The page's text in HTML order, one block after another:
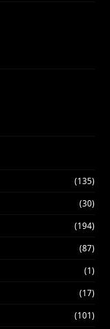
(135)
(30)
(194)
(87)
(1)
(17)
(101)